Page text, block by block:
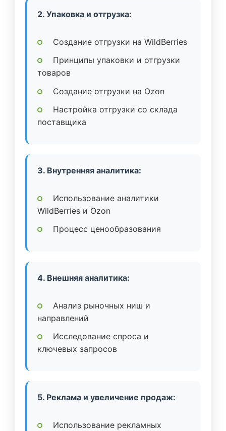
2. Упаковка и отгрузка:
Создание отгрузки на WildBerries
Принципы упаковки и отгрузки
товаров
Создание отгрузки на Ozon
Настройка отгрузки со склада
поставщика
3. Внутренняя аналитика:
Использование аналитики
WildBerries и Ozon
Процесс ценообразования
4. Внешняя аналитика:
Анализ рыночных ниш и
направлений
Исследование спроса и
ключевых запросов
5. Реклама и увеличение продаж:
Использование рекламных